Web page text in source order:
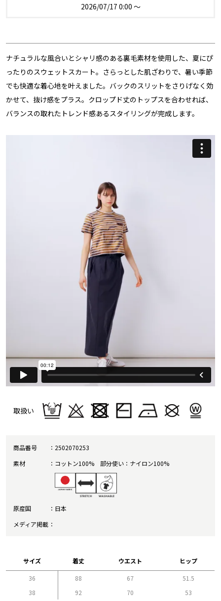
2026/07/17 0:00 〜
ナチュラルな風合いとシャリ感のある裏毛素材を使用した、夏にぴ
ったりのスウェットスカート。さらっとした肌ざわりで、暑い季節
でも快適な着心地を叶えました。バックのスリットをさりげなく効
かせて、抜け感をプラス。クロップド丈のトップスを合わせれば、
バランスの取れたトレンド感あるスタイリングが完成します。
取扱い
商品番号
2502070253
素材
コットン100% 部分使い：ナイロン100%
原産国
日本
メディア掲載
サイズ 着丈 ウエスト ヒップ
36 88 67
51.5
38
92 70 53